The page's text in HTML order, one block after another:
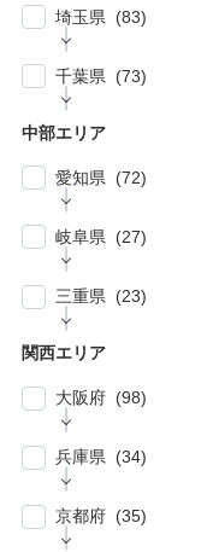
| … 品川区・大
| … 目黒区・世
| … 中野区・杉
| … 北区・台東
| … 八王子市・
| … 横浜市 (44)
| … 相模原市・
| … 厚木市・小
埼玉県 (83)
| … 春日部市・
| … 比企郡・入
| … 川口市・越
| … 朝霞市・上
千葉県 (73)
| … 千葉市・船
| … 浦安市・市
| … 野田市・成
中部エリア
愛知県 (72)
| … 名古屋市
| … 稲沢市/・
| … 豊明市・東
| … 知立市・安
岐阜県 (27)
| … 岐阜市・大
川市 (5)
三重県 (23)
| … 津市・四日
| … 鈴鹿市・松
| … 伊勢市・志
関西エリア
大阪府 (98)
| … 大阪市 ・堺
| … 豊中市・吹
兵庫県 (34)
| … 神戸市・芦
京都府 (35)